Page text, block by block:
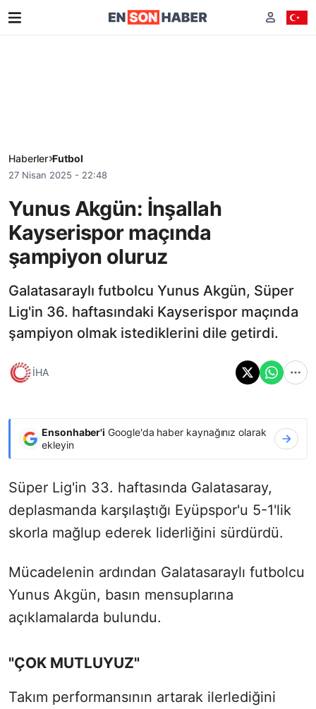
Haberler Futbol
27 Nisan 2025 - 22:48
Yunus Akgün: İnşallah
Kayserispor maçında
şampiyon oluruz
Galatasaraylı futbolcu Yunus Akgün, Süper
Lig'in 36. haftasındaki Kayserispor maçında
şampiyon olmak istediklerini dile getirdi.
İHA
Ensonhaber'i Google'da haber kaynağınız olarak
ekleyin
Süper Lig'in 33. haftasında Galatasaray,
deplasmanda karşılaştığı Eyüpspor'u 5-1'lik
skorla mağlup ederek liderliğini sürdürdü.
Mücadelenin ardından Galatasaraylı futbolcu
Yunus Akgün, basın mensuplarına
açıklamalarda bulundu.
"ÇOK MUTLUYUZ"
Takım performansının artarak ilerlediğini